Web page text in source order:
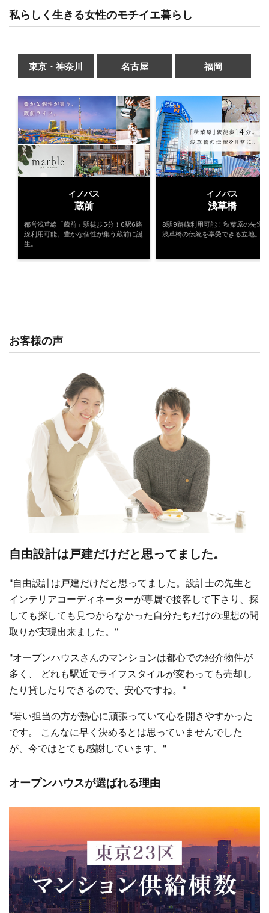
私らしく生きる女性のモチイエ暮らし
東京・神奈川 名古屋 福岡
イノバス
蔵前
都営浅草線「蔵前」駅徒歩5分！6駅6路
線利用可能。豊かな個性が集う蔵前に誕
生。
イノバス
浅草橋
8駅9路線利用可能！秋葉原の先進
浅草橋の伝統を享受できる立地。
お客様の声
自由設計は戸建だけだと思ってました。
"自由設計は戸建だけだと思ってました。設計士の先生と
インテリアコーディネーターが専属で接客して下さり、探
しても探しても見つからなかった自分たちだけの理想の間
取りが実現出来ました。"
"オープンハウスさんのマンションは都心での紹介物件が
多く、 どれも駅近でライフスタイルが変わっても売却し
たり貸したりできるので、安心ですね。"
"若い担当の方が熱心に頑張っていて心を開きやすかった
です。 こんなに早く決めるとは思っていませんでした
が、今ではとても感謝しています。"
オープンハウスが選ばれる理由